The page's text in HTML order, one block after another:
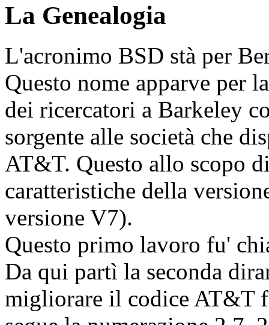
La Genealogia
L'acronimo BSD stà per
Questo nome apparve per
dei ricercatori a Barkeley
sorgente alle società che
AT&T. Questo allo scopo
caratteristiche della
versione V7).
Questo primo lavoro fu'
Da qui partì la seconda
migliorare il codice AT&T